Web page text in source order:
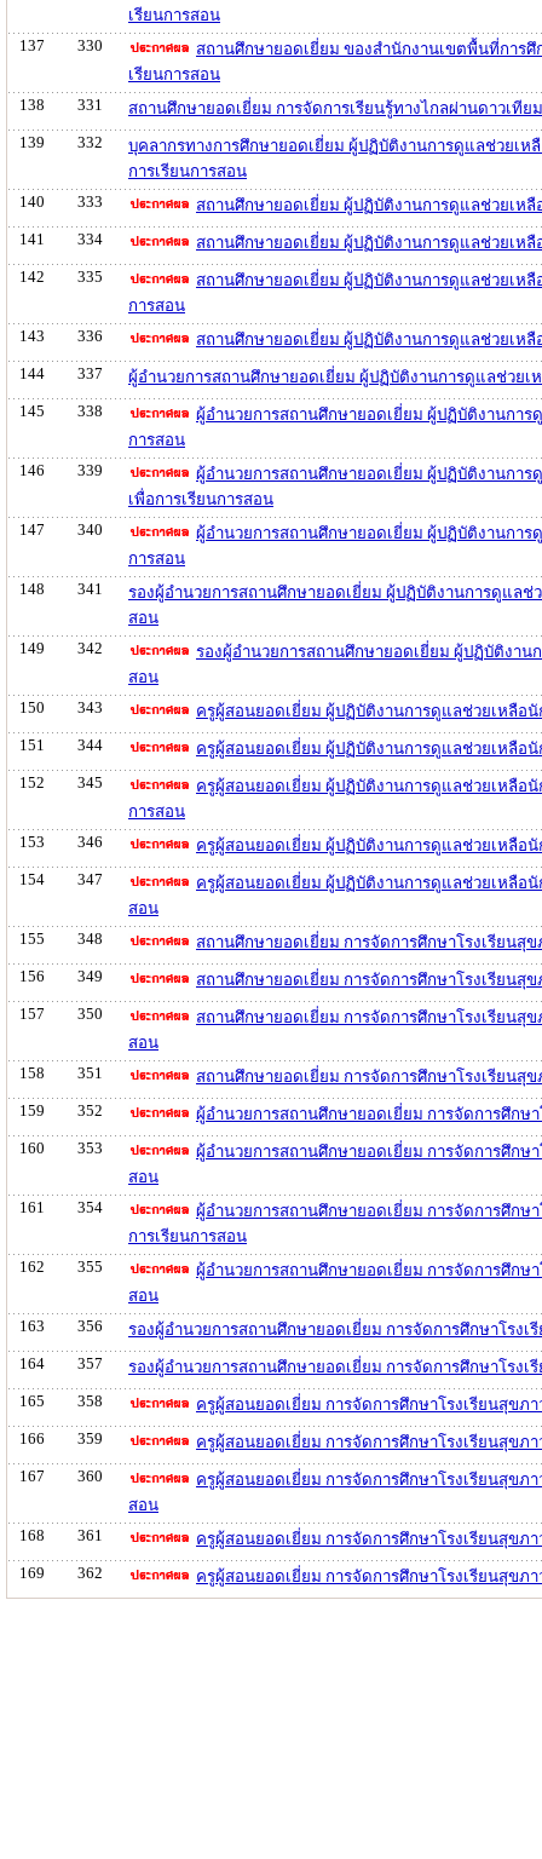
เรียนการสอน
137
330
สถานศึกษายอดเยี่ยม ของสำนักงานเขตพื้นที่การ
เรียนการสอน
138
331
สถานศึกษายอดเยี่ยม การจัดการเรียนรู้ทางไกลผ่านดาวเที
139
332
บุคลากรทางการศึกษายอดเยี่ยม ผู้ปฏิบัติงานการดูแลช่วยเ
การเรียนการสอน
140
333
สถานศึกษายอดเยี่ยม ผู้ปฏิบัติงานการดูแลช่วยเห
141
334
สถานศึกษายอดเยี่ยม ผู้ปฏิบัติงานการดูแลช่วยเห
142
335
สถานศึกษายอดเยี่ยม ผู้ปฏิบัติงานการดูแลช่วยเหลื
การสอน
143
336
สถานศึกษายอดเยี่ยม ผู้ปฏิบัติงานการดูแลช่วยเห
144
337
ผู้อำนวยการสถานศึกษายอดเยี่ยม ผู้ปฏิบัติงานการดูแลช่วยเ
145
338
ผู้อำนวยการสถานศึกษายอดเยี่ยม ผู้ปฏิบัติงานการ
การสอน
146
339
ผู้อำนวยการสถานศึกษายอดเยี่ยม ผู้ปฏิบัติงานกา
เพื่อการเรียนการสอน
147
340
ผู้อำนวยการสถานศึกษายอดเยี่ยม ผู้ปฏิบัติงานกา
การสอน
148
341
รองผู้อำนวยการสถานศึกษายอดเยี่ยม ผู้ปฏิบัติงานการดูแลช่
สอน
149
342
รองผู้อำนวยการสถานศึกษายอดเยี่ยม ผู้ปฏิบัติงาน
สอน
150
343
ครูผู้สอนยอดเยี่ยม ผู้ปฏิบัติงานการดูแลช่วยเหลือ
151
344
ครูผู้สอนยอดเยี่ยม ผู้ปฏิบัติงานการดูแลช่วยเหลือ
152
345
ครูผู้สอนยอดเยี่ยม ผู้ปฏิบัติงานการดูแลช่วยเหลือ
การสอน
153
346
ครูผู้สอนยอดเยี่ยม ผู้ปฏิบัติงานการดูแลช่วยเหลือ
154
347
ครูผู้สอนยอดเยี่ยม ผู้ปฏิบัติงานการดูแลช่วยเหลือ
สอน
155
348
สถานศึกษายอดเยี่ยม การจัดการศึกษาโรงเรียนสุ
156
349
สถานศึกษายอดเยี่ยม การจัดการศึกษาโรงเรียนสุ
157
350
สถานศึกษายอดเยี่ยม การจัดการศึกษาโรงเรียนสุ
สอน
158
351
สถานศึกษายอดเยี่ยม การจัดการศึกษาโรงเรียนสุ
159
352
ผู้อำนวยการสถานศึกษายอดเยี่ยม การจัดการศึกษ
160
353
ผู้อำนวยการสถานศึกษายอดเยี่ยม การจัดการศึกษ
สอน
161
354
ผู้อำนวยการสถานศึกษายอดเยี่ยม การจัดการศึกษ
การเรียนการสอน
162
355
ผู้อำนวยการสถานศึกษายอดเยี่ยม การจัดการศึกษ
สอน
163
356
รองผู้อำนวยการสถานศึกษายอดเยี่ยม การจัดการศึกษาโรง
164
357
รองผู้อำนวยการสถานศึกษายอดเยี่ยม การจัดการศึกษาโรง
165
358
ครูผู้สอนยอดเยี่ยม การจัดการศึกษาโรงเรียนสุขภ
166
359
ครูผู้สอนยอดเยี่ยม การจัดการศึกษาโรงเรียนสุขภ
167
360
ครูผู้สอนยอดเยี่ยม การจัดการศึกษาโรงเรียนสุขภ
สอน
168
361
ครูผู้สอนยอดเยี่ยม การจัดการศึกษาโรงเรียนสุข
169
362 ครูผู้สอนยอดเยี่ยม การจัดการศึกษาโรงเรียนสุข